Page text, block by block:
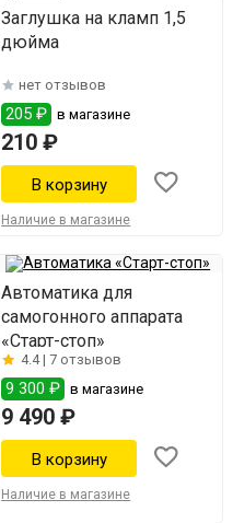
Заглушка на кламп 1,5
дюйма
нет отзывов
205 ₽ в магазине
210 ₽
Наличие в магазине
Автоматика для
самогонного аппарата
«Старт-стоп»
4.4 |7 отзывов
9 300 ₽ в магазине
9 490 ₽
Наличие в магазине